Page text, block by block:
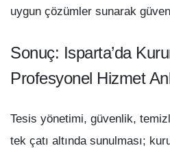
uygun çözümler sunarak
Sonuç: Isparta’da
Profesyonel Hizmet
Tesis yönetimi, güvenlik,
tek çatı altında sunulması;